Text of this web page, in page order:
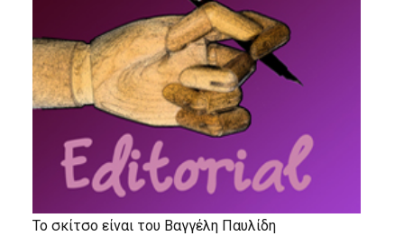
Το σκίτσο είναι του Βαγγέλη Παυλίδη